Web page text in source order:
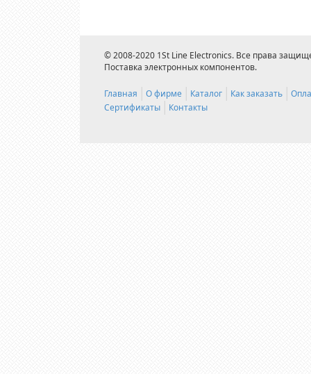
© 2008-2020 1St Line Electronics. Все права
Поставка электронных компонентов.
Главная О фирме Каталог Как заказать
Сертификаты
Контакты